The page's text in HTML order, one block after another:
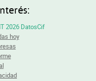
2026 DatosCif
hoy